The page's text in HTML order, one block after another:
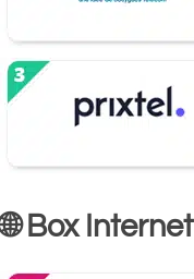
🌐 Box Internet